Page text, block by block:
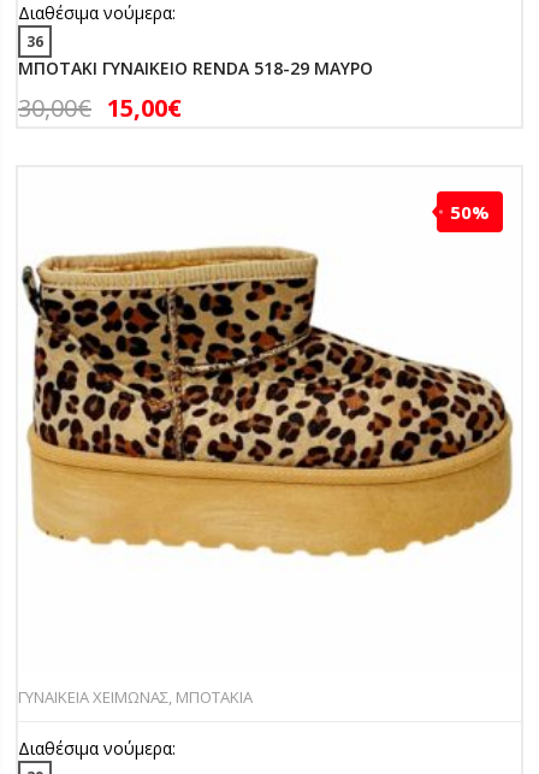
Διαθέσιμα νούμερα:
36
ΜΠΟΤΑΚΙ ΓΥΝΑΙΚΕΙΟ RENDA 518-29 ΜΑΥΡΟ
30,00€ 15,00€
50%
ΓΥΝΑΙΚΕΙΑ ΧΕΙΜΩΝΑΣ, ΜΠΟΤΑΚΙΑ
Διαθέσιμα νούμερα: